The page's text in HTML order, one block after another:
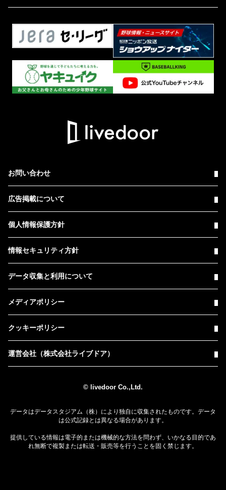
お問い合わせ
広告掲載について
個人情報保護方針
情報セキュリティ方針
データ収集と利用について
メディアポリシー
クッキーポリシー
運営会社（株式会社ライブドア）
© livedoor Co.,Ltd.
データはデータスタジアム（株）により独自に収集されたものです。データ
は公式記録とは異なる場合があります。
提供している情報は電子的または機械的な方法を問わず、いかなる目的であ
れ無断で複製または転送・販売等を行うことを固く禁じます。